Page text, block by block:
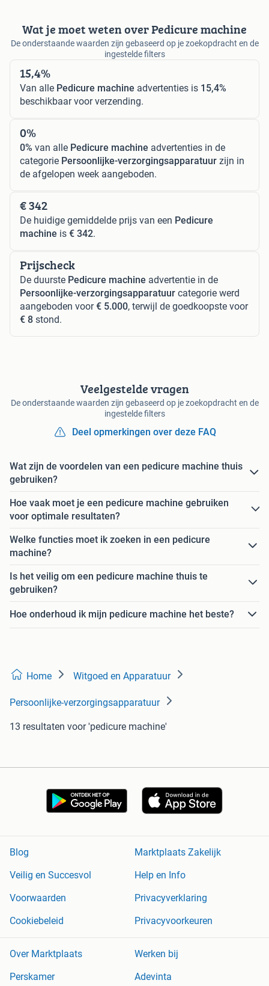
Wat je moet weten over Pedicure machine
De onderstaande waarden zijn gebaseerd op je zoekopdracht en de
ingestelde filters
15,4%
Van alle Pedicure machine advertenties is 15,4%
beschikbaar voor verzending.
0%
0% van alle Pedicure machine advertenties in de
categorie Persoonlijke-verzorgingsapparatuur zijn in
de afgelopen week aangeboden.
€ 342
De huidige gemiddelde prijs van een Pedicure
machine is € 342.
Prijscheck
De duurste Pedicure machine advertentie in de
Persoonlijke-verzorgingsapparatuur categorie werd
aangeboden voor€ 5.000, terwijl de goedkoopste voor
€ 8 stond.
Veelgestelde vragen
De onderstaande waarden zijn gebaseerd op je zoekopdracht en de
ingestelde filters
Deel opmerkingen over deze FAQ
Wat zijn de voordelen van een pedicure machine thuis
gebruiken?
Hoe vaak moet je een pedicure machine gebruiken
voor optimale resultaten?
Welke functies moet ik zoeken in een pedicure
machine?
Is het veilig om een pedicure machine thuis te
gebruiken?
Hoe onderhoud ik mijn pedicure machine het beste?
Home Witgoed en Apparatuur
Persoonlijke-verzorgingsapparatuur
13 resultaten voor 'pedicure machine'
Blog
Marktplaats Zakelijk
Veilig en Succesvol
Help en Info
Voorwaarden
Privacyverklaring
Cookiebeleid
Privacyvoorkeuren
Over Marktplaats
Werken bij
Perskamer
Adevinta